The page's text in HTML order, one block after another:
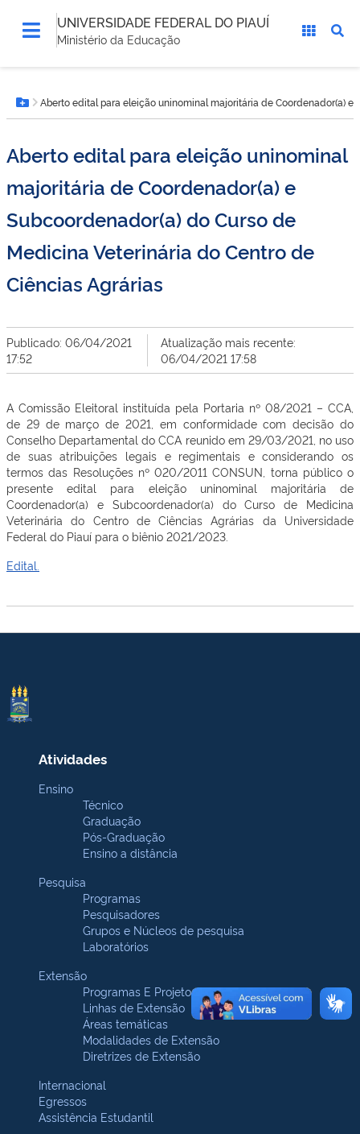
UNIVERSIDADE FEDERAL DO PIAUÍ
Ministério da Educação
está
aqui:Botão Menu
Aberto edital para eleição uninominal majoritária de Coordenador(a)
Aberto edital para eleição uninominal
majoritária de Coordenador(a) e
Subcoordenador(a) do Curso de
Medicina Veterinária do Centro de
Ciências Agrárias
Publicado: 06/04/2021
17:52
Atualização mais recente:
06/04/2021 17:58
A Comissão Eleitoral instituída pela Portaria nº 08/2021 – CCA,
de 29 de março de 2021, em conformidade com decisão do
Conselho Departamental do CCA reunido em 29/03/2021, no uso
de suas atribuições legais e regimentais e considerando os
termos das Resoluções nº 020/2011 CONSUN, torna público o
presente edital para eleição uninominal majoritária de
Coordenador(a) e Subcoordenador(a) do Curso de Medicina
Veterinária do Centro de Ciências Agrárias da Universidade
Federal do Piauí para o biênio 2021/2023.
Edital.
Atividades
Ensino
Técnico
Graduação
Pós-Graduação
Ensino a distância
Pesquisa
Programas
Pesquisadores
Grupos e Núcleos de pesquisa
Laboratórios
Extensão
Programas E Projetos
Linhas de Extensão
Áreas temáticas
Modalidades de Extensão
Diretrizes de Extensão
Internacional
Egressos
Assistência Estudantil